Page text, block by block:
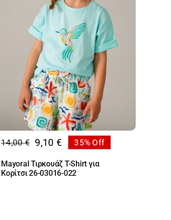
14,00€
Original
price
was:
9,10 €
Η
τρέχουσα
τιμή
35% Off
Mayoral Τιρκουάζ T-Shirt για
Κορίτσι 26-03016-022